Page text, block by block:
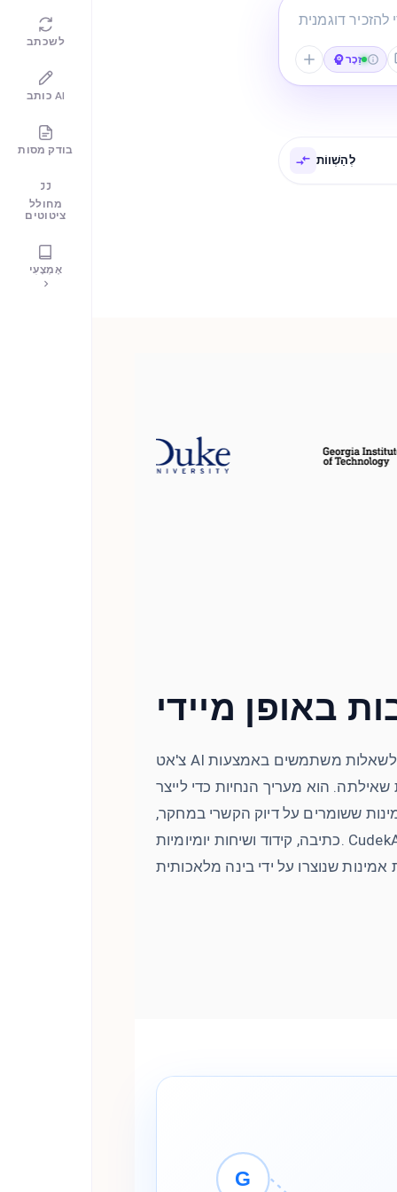
לשכתב
כותב AI
בודק מסות
מחולל
ציטוטים
אֶמְצָעִי
זֵכֶר
לְהַשְׁווֹת
באופן מיידי
צ'אט AI מספק תשובות מיידיות ומדויקות לשאלות משתמשים באמצעות
שאילתה. הוא מעריך הנחיות כדי לייצר
ששומרים על דיוק הקשרי במחקר,
כתיבה, קידוד ושיחות יומיומיות. CudekAI ממזער הזיות ומסנן תוכן מפוברק
G